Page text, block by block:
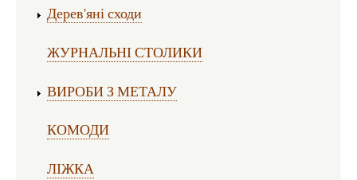
Дерев'яні сходи
ЖУРНАЛЬНІ СТОЛИКИ
ВИРОБИ З МЕТАЛУ
КОМОДИ
ЛІЖКА